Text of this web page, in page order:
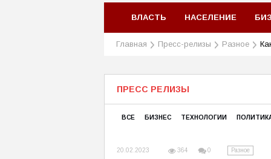
ВЛАСТЬ НАСЕЛЕНИЕ
Главная Пресс-релизы Разное
ПРЕСС РЕЛИЗЫ
ВСЕ БИЗНЕС ТЕХНОЛОГИИ
20.02.2023 364 0 Разное